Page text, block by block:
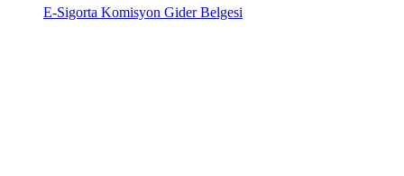
E-Sigorta Komisyon Gider Belgesi